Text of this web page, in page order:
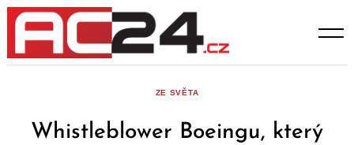
Skip
content
ZE SVĚTA
Whistleblower Boeingu, který